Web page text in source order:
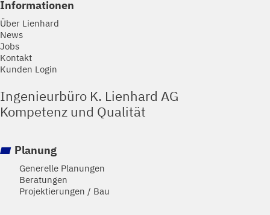
Informationen
Über Lienhard
News
Jobs
Kontakt
Kunden Login
Ingenieurbüro K. Lienhard AG
Kompetenz und Qualität
Planung
Generelle Planungen
Beratungen
Projektierungen / Bau